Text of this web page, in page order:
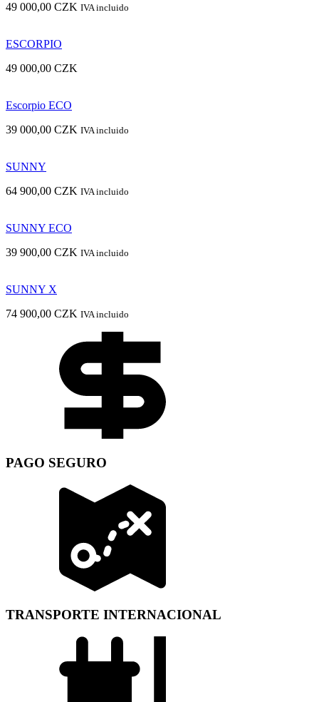
49 000,00 CZK IVA incluido
ESCORPIO
49 000,00 CZK
Escorpio ECO
39 000,00 CZK IVA incluido
SUNNY
64 900,00 CZK IVA incluido
SUNNY ECO
39 900,00 CZK IVA incluido
SUNNY X
74 900,00 CZK IVA incluido
PAGO SEGURO
TRANSPORTE INTERNACIONAL